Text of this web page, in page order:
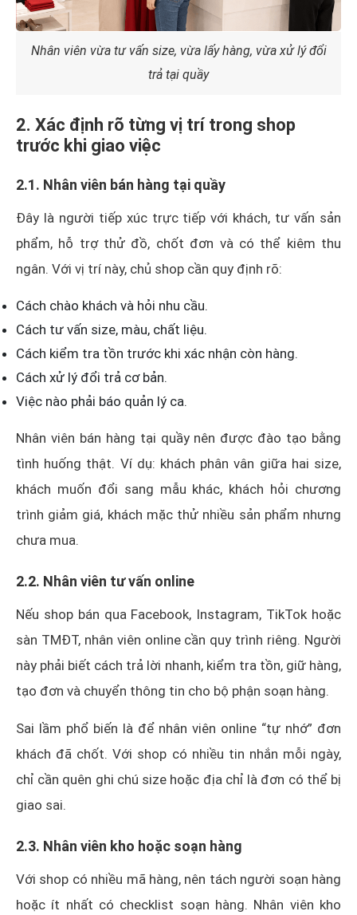
Nhân viên vừa tư vấn size, vừa lấy hàng, vừa xử lý đổi
trả tại quầy
2. Xác định rõ từng vị trí trong shop
trước khi giao việc
2.1. Nhân viên bán hàng tại quầy
Đây là người tiếp xúc trực tiếp với khách, tư vấn sản
phẩm, hỗ trợ thử đồ, chốt đơn và có thể kiêm thu
ngân. Với vị trí này, chủ shop cần quy định rõ:
Cách chào khách và hỏi nhu cầu.
Cách tư vấn size, màu, chất liệu.
Cách kiểm tra tồn trước khi xác nhận còn hàng.
Cách xử lý đổi trả cơ bản.
Việc nào phải báo quản lý ca.
Nhân viên bán hàng tại quầy nên được đào tạo bằng
tình huống thật. Ví dụ: khách phân vân giữa hai size,
khách muốn đổi sang mẫu khác, khách hỏi chương
trình giảm giá, khách mặc thử nhiều sản phẩm nhưng
chưa mua.
2.2. Nhân viên tư vấn online
Nếu shop bán qua Facebook, Instagram, TikTok hoặc
sàn TMĐT, nhân viên online cần quy trình riêng. Người
này phải biết cách trả lời nhanh, kiểm tra tồn, giữ hàng,
tạo đơn và chuyển thông tin cho bộ phận soạn hàng.
Sai lầm phổ biến là để nhân viên online “tự nhớ” đơn
khách đã chốt. Với shop có nhiều tin nhắn mỗi ngày,
chỉ cần quên ghi chú size hoặc địa chỉ là đơn có thể bị
giao sai.
2.3. Nhân viên kho hoặc soạn hàng
Với shop có nhiều mã hàng, nên tách người soạn hàng
hoặc ít nhất có checklist soạn hàng. Nhân viên kho